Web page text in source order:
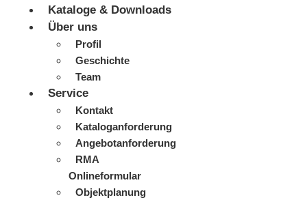
Kataloge & Downloads
Über uns
Profil
Geschichte
Team
Service
Kontakt
Kataloganforderung
Angebotanforderung
RMA
Onlineformular
Objektplanung